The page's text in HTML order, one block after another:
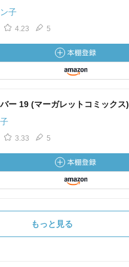
子
4.23 5
ー 19 (マーガレットコミックス)
3.33 5
もっと見る